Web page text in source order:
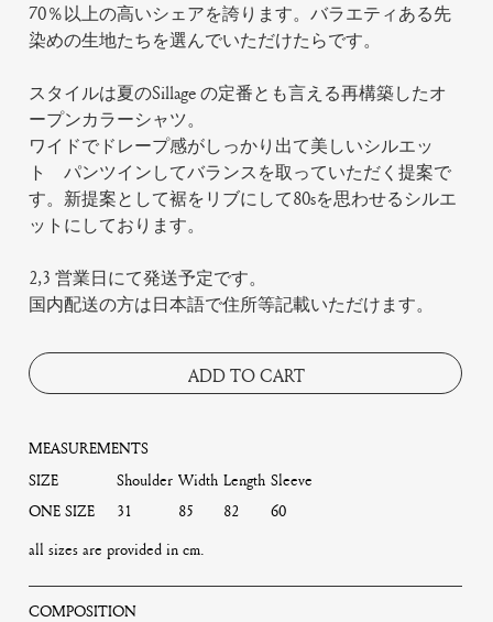
70％以上の高いシェアを誇ります。バラエティある先
染めの生地たちを選んでいただけたらです。
スタイルは夏のSillage の定番とも言える再構築したオ
ープンカラーシャツ。
ワイドでドレープ感がしっかり出て美しいシルエッ
ト パンツインしてバランスを取っていただく提案で
す。新提案として裾をリブにして80sを思わせるシルエ
ットにしております。
2,3 営業日にて発送予定です。
国内配送の方は日本語で住所等記載いただけます。
ADD TO CART
MEASUREMENTS
SIZE
Shoulder Width Length Sleeve
ONE SIZE
31 85 82
60
all sizes are provided in cm.
COMPOSITION